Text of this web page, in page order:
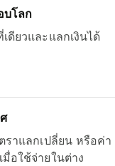
บโลก
ดียวและแลกเงินได้
ราแลกเปลี่ยน หรือค่า
อใช้จ่ายในต่าง